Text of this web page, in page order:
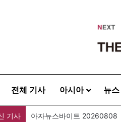
전체 기사 아시아 뉴스
기사 폐버스를 청년주택으로? 탑